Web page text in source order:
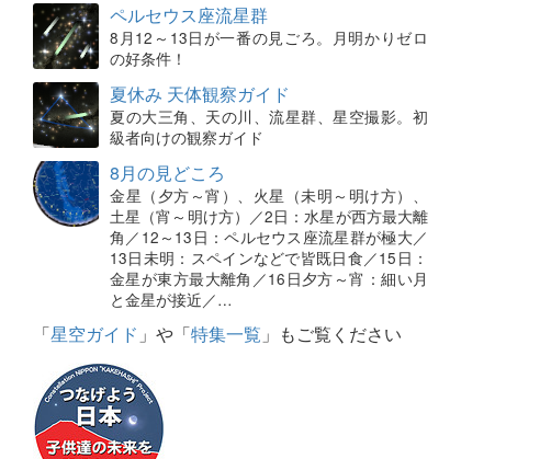
ペルセウス座流星群
8月12～13日が一番の見ごろ。月明かりゼロ
の好条件！
夏休み 天体観察ガイド
夏の大三角、天の川、流星群、星空撮影。初
級者向けの観察ガイド
8月の見どころ
金星（夕方～宵）、火星（未明～明け方）、
土星（宵～明け方）／2日：水星が西方最大離
角／12～13日：ペルセウス座流星群が極大／
13日未明：スペインなどで皆既日食／15日：
金星が東方最大離角／16日夕方～宵：細い月
と金星が接近／…
「星空ガイド 」や「特集一覧 」もご覧ください